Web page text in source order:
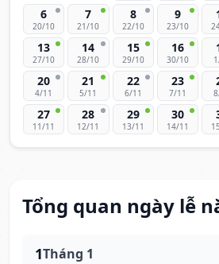
6
20/10
7
21/10
8
22/10
9
23/10
13
27/10
14
28/10
15
29/10
16
30/10
20
4/11
21
5/11
22
6/11
23
7/11
27
11/11
28
12/11
29
13/11
30
14/11
Tổng quan ngày lễ
1Tháng 1